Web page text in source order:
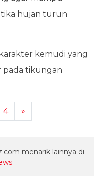
hujan turun
kemudi yang
pada tikungan
4 »
menarik lainnya di